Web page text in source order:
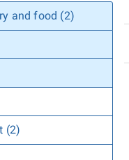
and food (2)
(2)